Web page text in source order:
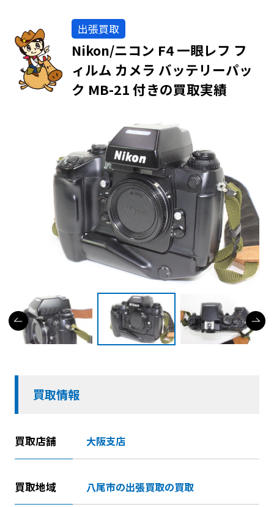
出張買取
Nikon/ニコン F4 一眼レフ フ
ィルム カメラ バッテリーパッ
ク MB-21 付きの買取実績
買取情報
買取店舗 大阪支店
買取地域 八尾市の出張買取の買取